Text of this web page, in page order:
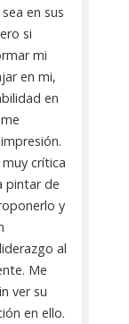
en sus
si
mi
en mi,
en
crítica
pintar de
y
al
Me
ver su
en ello.